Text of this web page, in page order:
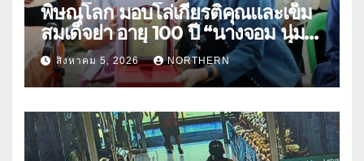
พิษณุโลก มอบโล่เกียรติคุณและเข็ม
สมเด็จย่า อายุ 100 ปี “นางจอม นุ่ม
เนตร” ตำบลบ้านกร่าง อำเภอเมือง
สิงหาคม 5, 2026 NORTHERN